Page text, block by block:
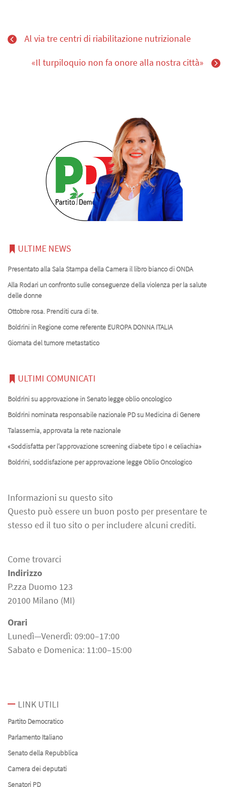
Al via tre centri di riabilitazione nutrizionale
«Il turpiloquio non fa onore alla nostra città»
ULTIME NEWS
Presentato alla Sala Stampa della Camera il libro bianco di ONDA
Alla Rodari un confronto sulle conseguenze della violenza per la salute
delle donne
Ottobre rosa. Prenditi cura di te.
Boldrini in Regione come referente EUROPA DONNA ITALIA
Giornata del tumore metastatico
ULTIMI COMUNICATI
Boldrini su approvazione in Senato legge oblio oncologico
Boldrini nominata responsabile nazionale PD su Medicina di Genere
Talassemia, approvata la rete nazionale
«Soddisfatta per l’approvazione screening diabete tipo I e celiachia»
Boldrini, soddisfazione per approvazione legge Oblio Oncologico
Informazioni su questo sito
Questo può essere un buon posto per presentare te
stesso ed il tuo sito o per includere alcuni crediti.
Come trovarci
Indirizzo
P.zza Duomo 123
20100 Milano (MI)
Orari
Lunedì—Venerdì: 09:00–17:00
Sabato e Domenica: 11:00–15:00
LINK UTILI
Partito Democratico
Parlamento Italiano
Senato della Repubblica
Camera dei deputati
Senatori PD